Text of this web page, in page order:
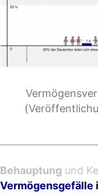
Behauptung und
Vermögensgefälle